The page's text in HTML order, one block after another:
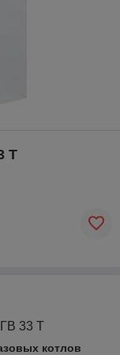
T
33 T
котлов